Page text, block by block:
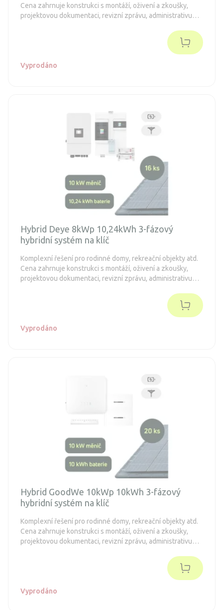
Cena zahrnuje konstrukci s montáží, oživení a zkoušky,
projektovou dokumentaci, revizní zprávu, administrativu
Vyprodáno
Hybrid Deye 8kWp 10,24kWh 3-fázový
hybridní systém na klíč
Komplexní řešení pro rodinné domy, rekreační objekty atd.
Cena zahrnuje konstrukci s montáží, oživení a zkoušky,
projektovou dokumentaci, revizní zprávu, administrativu
Vyprodáno
Hybrid GoodWe 10kWp 10kWh 3-fázový
hybridní systém na klíč
Komplexní řešení pro rodinné domy, rekreační objekty atd.
Cena zahrnuje konstrukci s montáží, oživení a zkoušky,
projektovou dokumentaci, revizní zprávu, administrativu
Vyprodáno